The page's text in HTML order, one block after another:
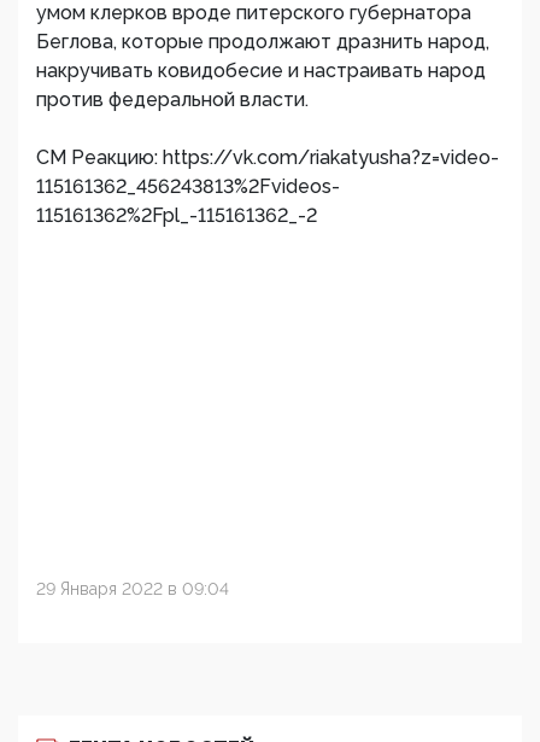
умом клерков вроде питерского губернатора
Беглова, которые продолжают дразнить народ,
накручивать ковидобесие и настраивать народ
против федеральной власти.
СМ Реакцию: https://vk.com/riakatyusha?z=video-
115161362_456243813%2Fvideos-
115161362%2Fpl_-115161362_-2
29 Января 2022 в 09:04